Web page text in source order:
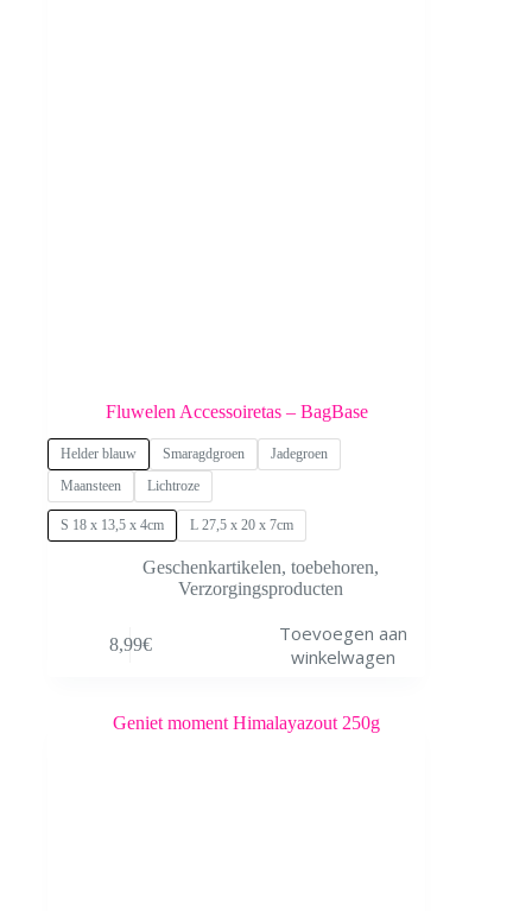
Fluwelen Accessoiretas – BagBase
Helder blauw Smaragdgroen
Jadegroen
Maansteen
Lichtroze
S 18 x 13,5 x 4cm L 27,5 x 20 x 7cm
Geschenkartikelen, toebehoren,
Verzorgingsproducten
8,99€
Toevoegen aan
winkelwagen